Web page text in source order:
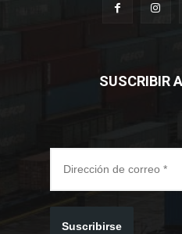
SUSCRIBIR
Suscribirse